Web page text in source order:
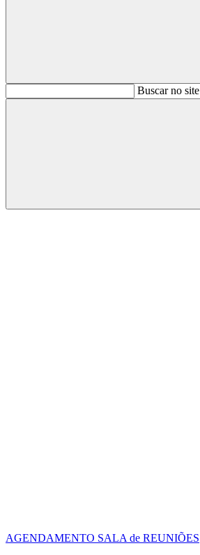
BuscarBuscar no site
Buscar
AGENDAMENTO SALA de REUNIÕES